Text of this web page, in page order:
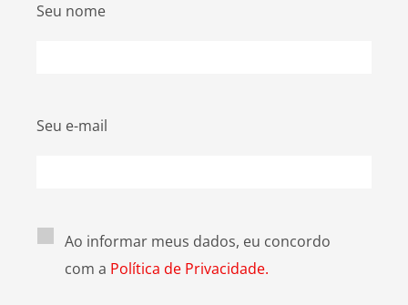
Seu nome
Seu e-mail
Ao informar meus dados, eu concordo
com a Política de Privacidade.